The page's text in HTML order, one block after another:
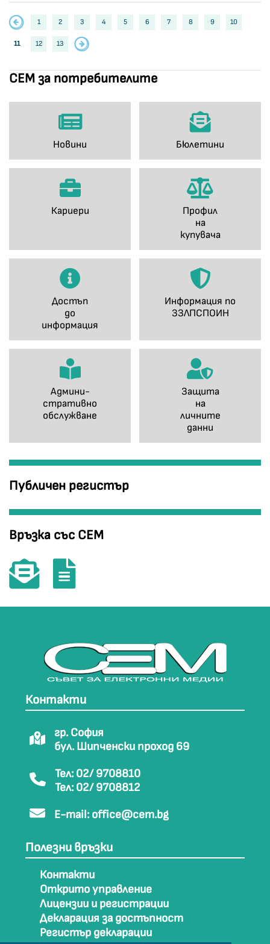
СЕМ за потребителите
Новини Бюлетини
Кариери
Профил
на
купувача
Достъп
до
информация
Информация по
ЗЗЛПСПОИН
Админи-
стративно
обслужване
Защита
на
личните
данни
Публичен регистър
Връзка със СЕМ
1 2 3 4 5 6 7 8 9 10
11 12 13
Контакти
гр. София
бул. Шипченски проход 69
Тел: 02/ 9708810
Тел: 02/ 9708812
E-mail: office@cem.bg
Полезни връзки
Контакти
Открито управление
Лицензии и регистрации
Декларация за достъпност
Регистър декларации